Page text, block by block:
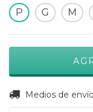
P G M
Entregas para el CP:
Medios de envío